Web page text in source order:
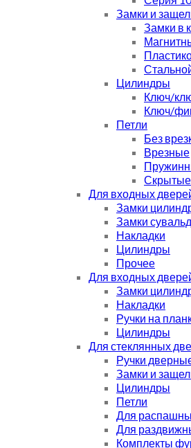
Замки и
Замки в
Цилиндры
Ключ/
Ключ/
Петли
Без
Врезные
Скрытые
Для входных
Замки
Замки
Накладки
Цилиндры
Прочее
Для входных
Замки
Накладки
Ручки на
Цилиндры
Для стеклянных
Ручки
Замки и
Цилиндры
Петли
Для
Для
Комплекты